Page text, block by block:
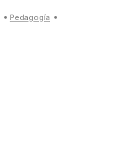
pedagogía